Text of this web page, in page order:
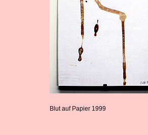
Blut auf Papier 1999